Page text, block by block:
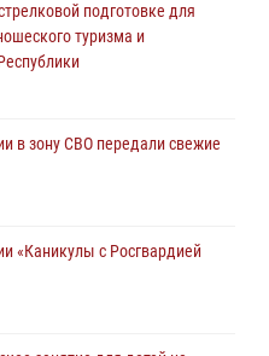
подготовке для
туризма и
в зону СВО передали свежие
«Каникулы с Росгвардией